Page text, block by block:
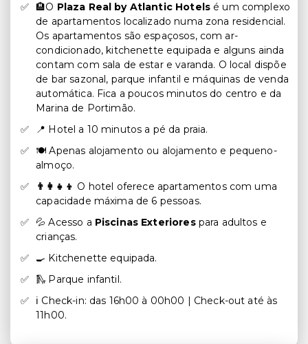
🏨O Plaza Real by Atlantic Hotelsé um complexo
de apartamentos localizado numa zona residencial.
Os apartamentos são espaçosos, com ar-
condicionado, kitchenette equipada e alguns ainda
contam com sala de estar e varanda. O local dispõe
de bar sazonal, parque infantil e máquinas de venda
automática. Fica a poucos minutos do centro e da
Marina de Portimão.
📍 Hotel a 10 minutos a pé da praia.
🍽️ Apenas alojamento ou alojamento e pequeno-
almoço.
👨‍👩‍👧‍👦 O hotel oferece apartamentos com uma
capacidade máxima de 6 pessoas.
💦 Acesso a Piscinas Exteriorespara adultos e
crianças.
🍳 Kitchenette equipada.
🛝 Parque infantil.
ℹ️ Check-in: das 16h00 à 00h00 | Check-out até às
11h00.